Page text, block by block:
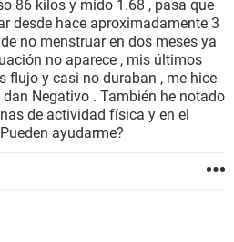
86 kilos y mido 1.68 , pasa que
desde hace aproximadamente 3
no menstruar en dos meses ya
no aparece , mis últimos
flujo y casi no duraban , me hice
Negativo . También he notado
de actividad física y en el
ayudarme?